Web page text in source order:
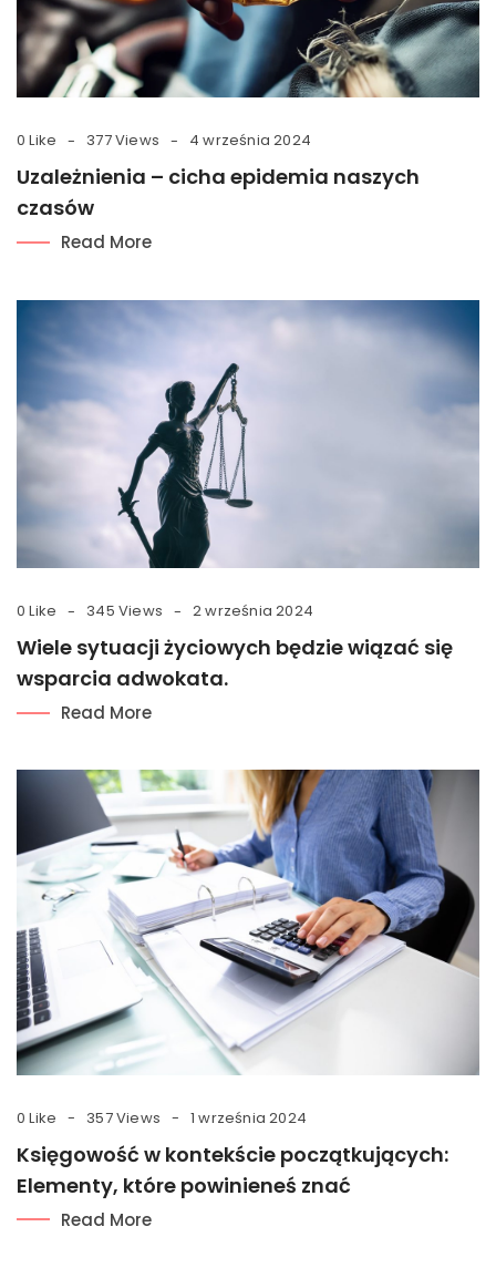
0 Like 377 Views 4 września 2024
Uzależnienia – cicha epidemia naszych
czasów
Read More
0 Like 345 Views 2 września 2024
Wiele sytuacji życiowych będzie wiązać się
wsparcia adwokata.
Read More
0 Like 357 Views 1 września 2024
Księgowość w kontekście początkujących:
Elementy, które powinieneś znać
Read More